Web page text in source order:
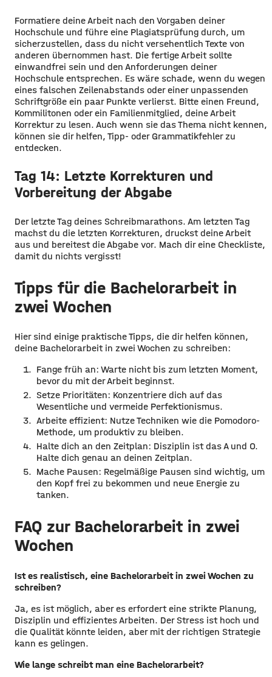
Formatiere deine Arbeit nach den Vorgaben deiner
Hochschule und führe eine Plagiatsprüfung durch, um
sicherzustellen, dass du nicht versehentlich Texte von
anderen übernommen hast. Die fertige Arbeit sollte
einwandfrei sein und den Anforderungen deiner
Hochschule entsprechen. Es wäre schade, wenn du wegen
eines falschen Zeilenabstands oder einer unpassenden
Schriftgröße ein paar Punkte verlierst. Bitte einen Freund,
Kommilitonen oder ein Familienmitglied, deine Arbeit
Korrektur zu lesen. Auch wenn sie das Thema nicht kennen,
können sie dir helfen, Tipp- oder Grammatikfehler zu
entdecken.
Tag 14: Letzte Korrekturen und
Vorbereitung der Abgabe
Der letzte Tag deines Schreibmarathons. Am letzten Tag
machst du die letzten Korrekturen, druckst deine Arbeit
aus und bereitest die Abgabe vor. Mach dir eine Checkliste,
damit du nichts vergisst!
Tipps für die Bachelorarbeit in
zwei Wochen
Hier sind einige praktische Tipps, die dir helfen können,
deine Bachelorarbeit in zwei Wochen zu schreiben:
Fange früh an: Warte nicht bis zum letzten Moment,
bevor du mit der Arbeit beginnst.
Setze Prioritäten: Konzentriere dich auf das
Wesentliche und vermeide Perfektionismus.
Arbeite effizient: Nutze Techniken wie die Pomodoro-
Methode, um produktiv zu bleiben.
Halte dich an den Zeitplan: Disziplin ist das A und O.
Halte dich genau an deinen Zeitplan.
Mache Pausen: Regelmäßige Pausen sind wichtig, um
den Kopf frei zu bekommen und neue Energie zu
tanken.
FAQ zur Bachelorarbeit in zwei
Wochen
Ist es realistisch, eine Bachelorarbeit in zwei Wochen zu
schreiben?
Ja, es ist möglich, aber es erfordert eine strikte Planung,
Disziplin und effizientes Arbeiten. Der Stress ist hoch und
die Qualität könnte leiden, aber mit der richtigen Strategie
kann es gelingen.
Wie lange schreibt man eine Bachelorarbeit?